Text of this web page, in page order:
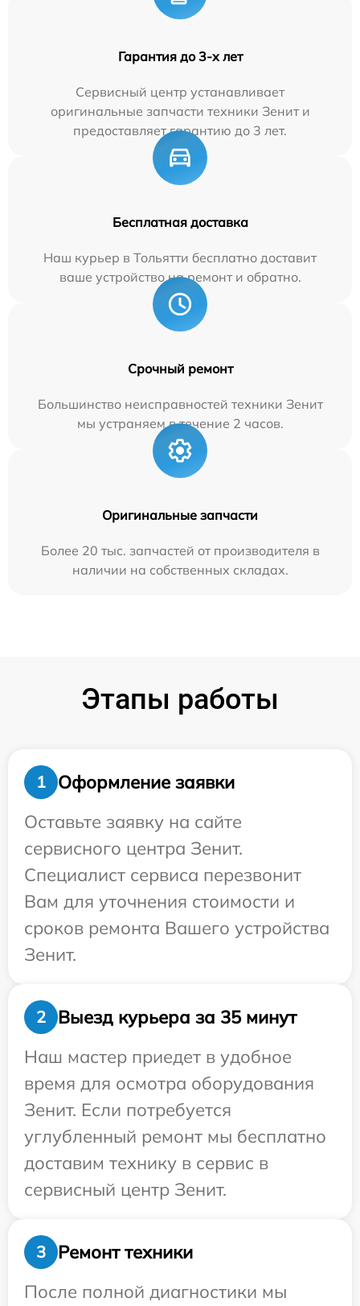
Гарантия до 3-х лет
Сервисный центр устанавливает
оригинальные запчасти техники Зенит и
предоставляет гарантию до 3 лет.
Бесплатная доставка
Наш курьер в Тольятти бесплатно доставит
ваше устройство на ремонт и обратно.
Срочный ремонт
Большинство неисправностей техники Зенит
мы устраняем в течение 2 часов.
Оригинальные запчасти
Более 20 тыс. запчастей от производителя в
наличии на собственных складах.
Этапы работы
1
Оформление заявки
Оставьте заявку на сайте
сервисного центра Зенит.
Специалист сервиса перезвонит
Вам для уточнения стоимости и
сроков ремонта Вашего устройства
Зенит.
2
Выезд курьера за 35 минут
Наш мастер приедет в удобное
время для осмотра оборудования
Зенит. Если потребуется
углубленный ремонт мы бесплатно
доставим технику в сервис в
сервисный центр Зенит.
3
Ремонт техники
После полной диагностики мы